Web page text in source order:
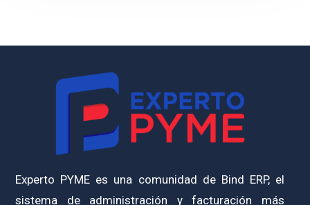
Experto PYME es una comunidad de Bind ERP, el
sistema de administración y facturación más